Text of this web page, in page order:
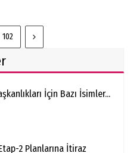
102
İçin Bazı İsimler...
2 Planlarına İtiraz